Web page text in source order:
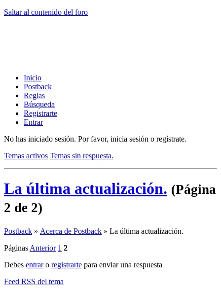
Saltar al contenido del foro
Inicio
Postback
Reglas
Búsqueda
Registrarte
Entrar
No has iniciado sesión. Por favor, inicia sesión o regístrate.
Temas activos Temas sin respuesta.
La última actualización. (Página
2 de 2)
Postback » Acerca de Postback » La última actualización.
Páginas Anterior 1 2
Debes entraro registrarte para enviar una respuesta
Feed RSS del tema